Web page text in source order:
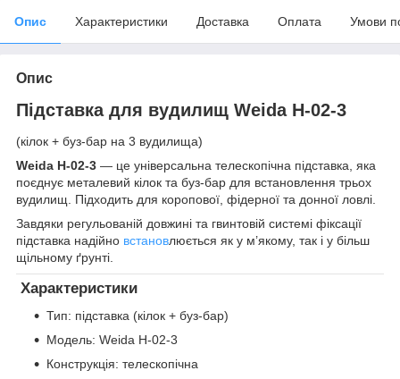
Опис Характеристики Доставка Оплата Умови
Опис
Підставка для вудилищ Weida H-02-3
(кілок + буз-бар на 3 вудилища)
Weida H-02-3 — це універсальна телескопічна підставка, яка
поєднує металевий кілок та буз-бар для встановлення трьох
вудилищ. Підходить для коропової, фідерної та донної ловлі.
Завдяки регульованій довжині та гвинтовій системі фіксації
підставка надійно встановлюється як у м’якому, так і у більш
щільному ґрунті.
Характеристики
Тип: підставка (кілок + буз-бар)
Модель: Weida H-02-3
Конструкція: телескопічна